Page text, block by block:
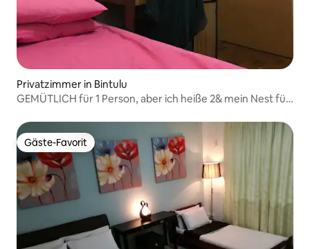
Privatzimmer in Bintulu
GEMÜTLICH für 1 Person, aber ich heiße 2& mein Nest für
Gäste-Favorit
Gäste-Favorit